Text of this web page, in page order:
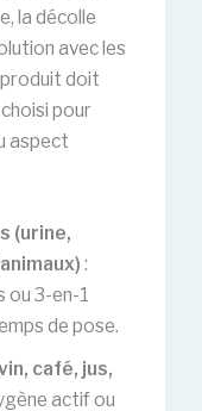
la décolle
avec les
doit
pour
aspect
(urine,
:
ou 3-en-1
de pose.
café, jus,
actif ou